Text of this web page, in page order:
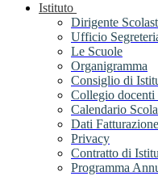
Istituto
Dirigente
Ufficio
Le Scuole
Organigramma
Consiglio di
Collegio docenti
Calendario
Dati
Privacy
Contratto di
Programma